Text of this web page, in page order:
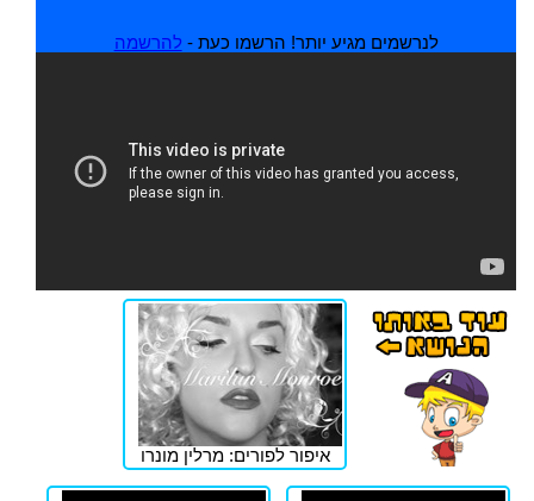
לנרשמים מגיע יותר! הרשמו כעת - להרשמה
איפור לפורים: מרלין מונרו